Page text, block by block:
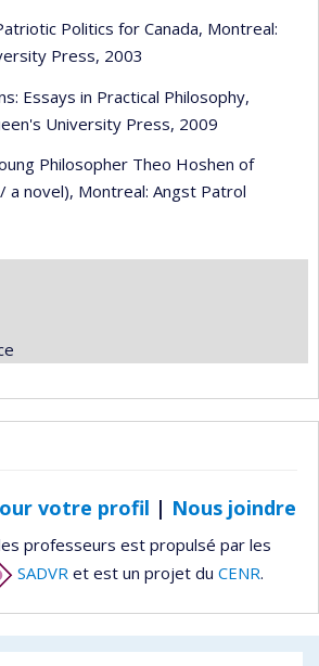
Politics for Canada, Montreal:
Press, 2003
Essays in Practical Philosophy,
University Press, 2009
Philosopher Theo Hoshen of
a novel), Montreal: Angst Patrol
votre profil | Nous joindre
professeurs est propulsé par les
SADVR et est un projet du CENR.